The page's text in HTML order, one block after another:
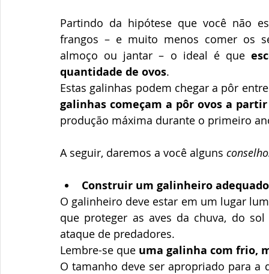
Partindo da hipótese que você não
frangos – e muito menos comer os
almoço ou jantar – o ideal é que
quantidade de ovos.
Estas galinhas podem chegar a pôr
galinhas começam a pôr ovos a
produção máxima durante o primeiro
A seguir, daremos a você alguns
Construir um galinheiro adequado
O galinheiro deve estar em um lugar
que proteger as aves da chuva, do
ataque de predadores.
Lembre-se que uma galinha com frio,
O tamanho deve ser apropriado para a